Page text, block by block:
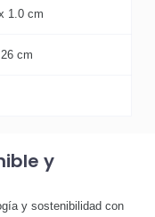
1.0 cm
cm
y
y sostenibilidad con